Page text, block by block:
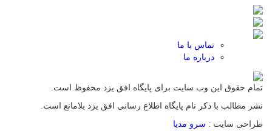
تماس با ما
درباره ما
تمام حقوق این وب سایت برای پایگاه افق یزد محفوظ است.
نشر مطالب با ذکر نام پایگاه اطلاع رسانی افق یزد بلامانع است.
طراحی سایت : سرو مدیا